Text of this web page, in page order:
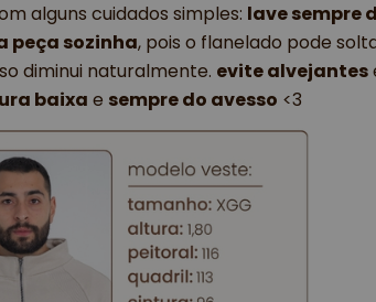
alguns cuidados simples: lave sempre
peça sozinha, pois o flanelado pode
diminui naturalmente. evite alvejantes
baixa e sempre do avesso <3